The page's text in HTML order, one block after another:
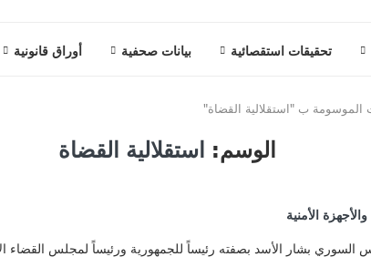
تحقيقات استقصائية بيانات صحفية أوراق قانونية
الموسومة ب "استقلالية القضاة"
الوسم: استقلالية القضاة
الأمنية